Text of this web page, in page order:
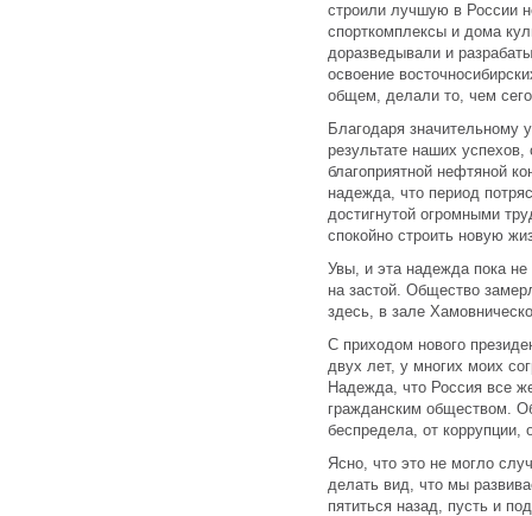
строили лучшую в России
спорткомплексы и дома
доразведывали и
освоение
общем, делали то, чем
Благодаря
результате наших успехов,
благоприятной нефтяной
надежда, что период
достигнутой огромными
спокойно строить новую
Увы, и эта надежда пока
на застой. Общество
здесь, в зале
С приходом нового
двух лет, у многих моих
Надежда, что Россия все
гражданским обществом.
беспредела, от коррупции,
Ясно, что это не могло
делать вид, что мы
пятиться назад, пусть и